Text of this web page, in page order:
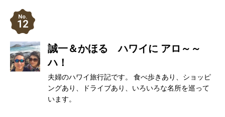
12
誠一＆かほる ハワイに アロ～～
ハ！
夫婦のハワイ旅行記です。 食べ歩きあり、ショッピ
ングあり、ドライブあり、いろいろな名所を巡って
います。